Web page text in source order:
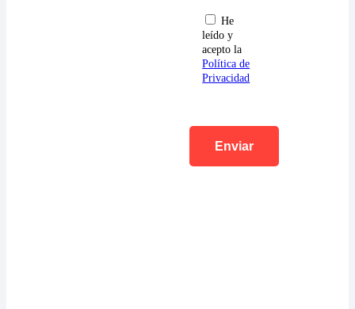
He
leído y
acepto la
Política de
Privacidad